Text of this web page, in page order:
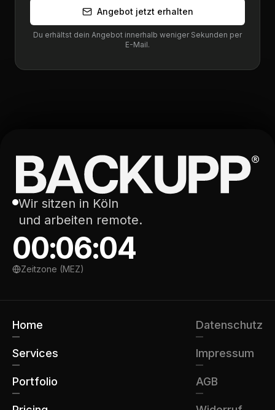
Angebot jetzt erhalten
Du erhältst dein Angebot innerhalb weniger Sekunden per
E-Mail.
Wir sitzen in Köln
und arbeiten remote.
00:06:04
Zeitzone (MEZ)
Home
Services
Portfolio
Datenschutz
Impressum
AGB